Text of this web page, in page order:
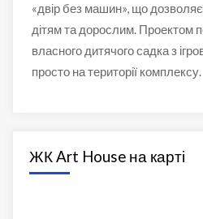
«двір без машин», що дозволяє
дітям та дорослим. Проектом
власного дитячого садка з
просто на території комплексу.
ЖК Art House на карті